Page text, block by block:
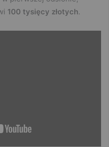
100 tysięcy złotych.